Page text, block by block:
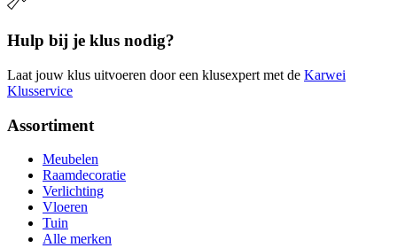
Hulp bij je klus nodig?
Laat jouw klus uitvoeren door een klusexpert met de Karwei
Klusservice
Assortiment
Meubelen
Raamdecoratie
Verlichting
Vloeren
Tuin
Alle merken